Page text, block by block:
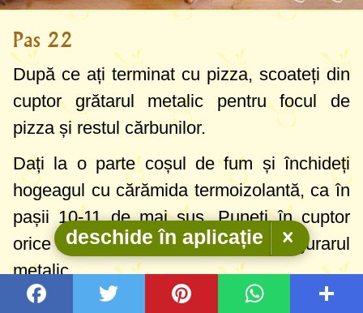
Pas 22
După ce ați terminat cu pizza, scoateți din
cuptor grătarul metalic pentru focul de
pizza și restul cărbunilor.
Dați la o parte coșul de fum și închideți
hogeagul cu cărămida termoizolantă, ca în
pașii 10-11 de mai sus. Puneți în cuptor
orice mâncare vreți și îl închideți cu gurarul
metalic.
Aici am pus la copt într-un vas de sticlă
deschide în aplicație